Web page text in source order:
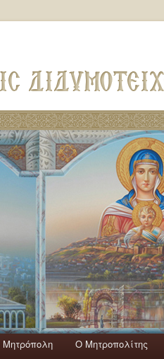
Mητρόπολη Ο Mητροπολίτης